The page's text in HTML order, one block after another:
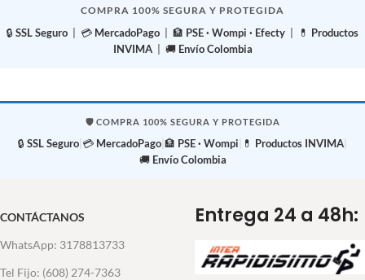
COMPRA 100% SEGURA Y PROTEGIDA
🔒 SSL Seguro | 💳 MercadoPago | 🏦 PSE · Wompi · Efecty | 💊 Productos
INVIMA| 🚚 Envío Colombia
🛡️ COMPRA 100% SEGURA Y PROTEGIDA
🔒 SSL Seguro 💳 MercadoPago 🏦 PSE · Wompi 💊 Productos INVIMA
🚚 Envío Colombia
CONTÁCTANOS
WhatsApp: 3178813733
Tel Fijo: (608) 274-7363
Entrega 24 a 48h: